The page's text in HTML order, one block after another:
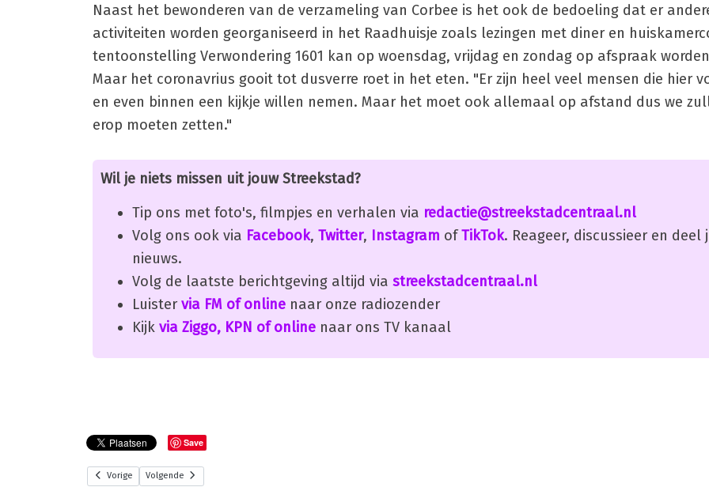
Naast het bewonderen van de verzameling van Corbee is het ook de bedoeling dat er
activiteiten worden georganiseerd in het Raadhuisje zoals lezingen met diner en
tentoonstelling Verwondering 1601 kan op woensdag, vrijdag en zondag op afspraak
Maar het coronavrius gooit tot dusverre roet in het eten. "Er zijn heel veel mensen die hier
en even binnen een kijkje willen nemen. Maar het moet ook allemaal op afstand dus we
erop moeten zetten."
Wil je niets missen uit jouw Streekstad?
Tip ons met foto's, filmpjes en verhalen via redactie@streekstadcentraal.nl
Volg ons ook via Facebook, Twitter, Instagram ofTikTok. Reageer, discussieer en deel
nieuws.
Volg de laatste berichtgeving altijd via streekstadcentraal.nl
Luister via FM of online naar onze radiozender
Kijk via Ziggo, KPN of online naar ons TV kanaal
Save
Vorige Volgende